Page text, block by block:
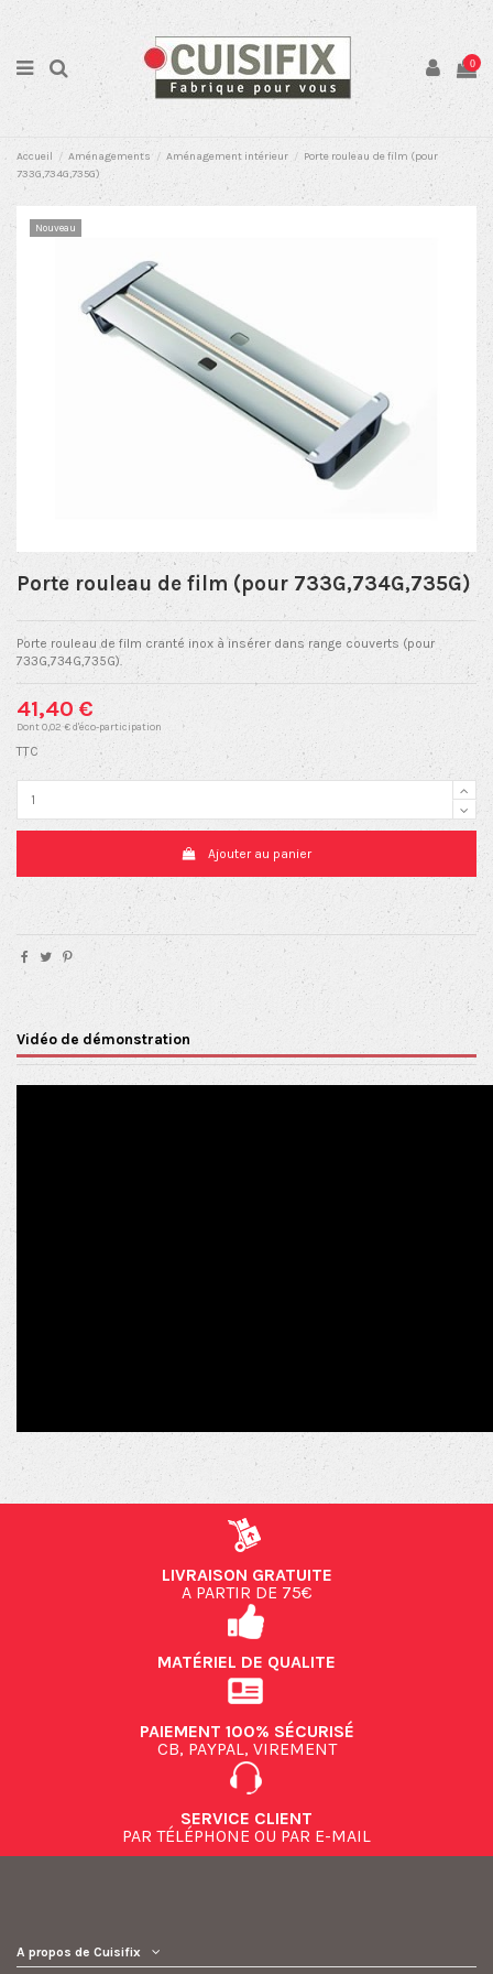
0
Accueil Aménagements Aménagement intérieur
Porte rouleau de film (pour
733G,734G,735G)
Nouveau
Porte rouleau de film (pour 733G,734G,735G)
Porte rouleau de film cranté inox à insérer dans range couverts (pour
733G,734G,735G).
41,40 €
Dont 0,02 € d'éco-participation
TTC
Ajouter au panier
Vidéo de démonstration
LIVRAISON GRATUITE
A PARTIR DE 75€
MATÉRIEL DE QUALITE
PAIEMENT 100% SÉCURISÉ
CB, PAYPAL, VIREMENT
SERVICE CLIENT
PAR TÉLÉPHONE OU PAR E-MAIL
A propos de Cuisifix